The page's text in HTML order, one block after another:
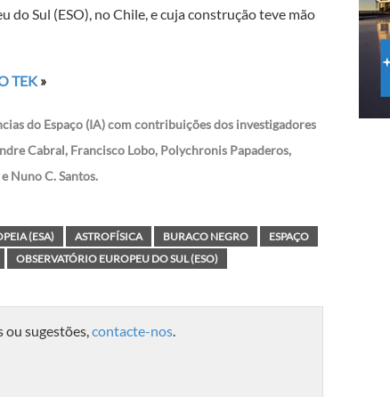
do Sul (ESO), no Chile, e cuja construção teve mão
TEK »
do Espaço (IA) com contribuições dos investigadores
Cabral, Francisco Lobo, Polychronis Papaderos,
Nuno C. Santos.
(ESA) ASTROFÍSICA BURACO NEGRO
ESPAÇO
OBSERVATÓRIO EUROPEU DO SUL (ESO)
sugestões, contacte-nos